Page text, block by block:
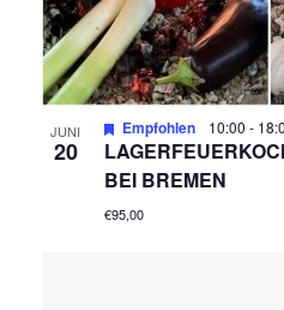
JUNI
20
Empfohlen 10:00 -
BEI BREMEN
€95,00